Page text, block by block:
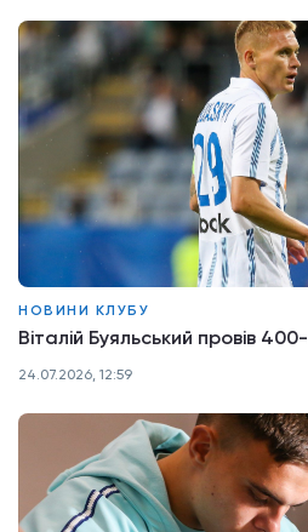
НОВИНИ КЛУБУ
Віталій Буяльський провів
24.07.2026, 12:59